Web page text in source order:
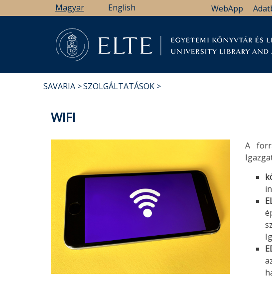
a
Magyar English WebApp
SAVARIA SZOLGÁLTATÁSOK
WIFI
A